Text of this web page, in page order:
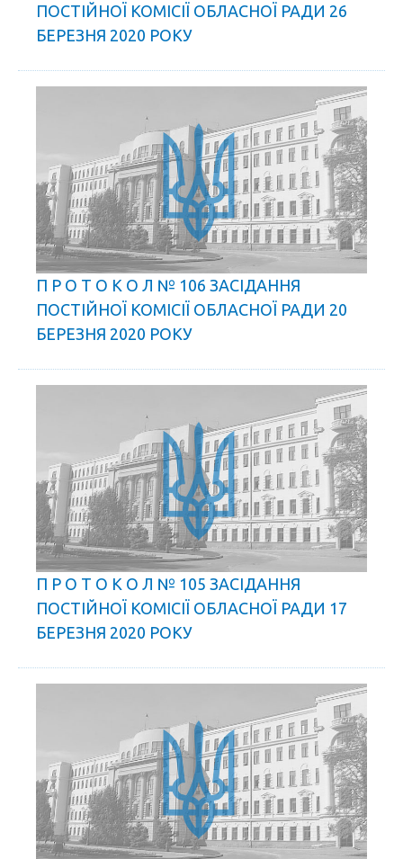
ПОСТІЙНОЇ КОМІСІЇ ОБЛАСНОЇ РАДИ 26
БЕРЕЗНЯ 2020 РОКУ
П Р О Т О К О Л № 106 ЗАСІДАННЯ
ПОСТІЙНОЇ КОМІСІЇ ОБЛАСНОЇ РАДИ 20
БЕРЕЗНЯ 2020 РОКУ
П Р О Т О К О Л № 105 ЗАСІДАННЯ
ПОСТІЙНОЇ КОМІСІЇ ОБЛАСНОЇ РАДИ 17
БЕРЕЗНЯ 2020 РОКУ